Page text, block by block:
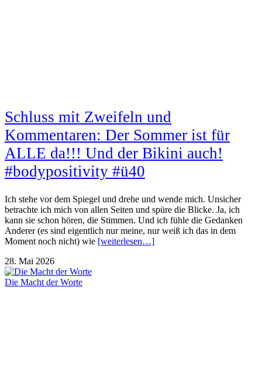
Schluss mit Zweifeln und
Kommentaren: Der Sommer ist für
ALLE da!!! Und der Bikini auch!
#bodypositivity #ü40
Ich stehe vor dem Spiegel und drehe und wende mich. Unsicher
betrachte ich mich von allen Seiten und spüre die Blicke. Ja, ich
kann sie schon hören, die Stimmen. Und ich fühle die Gedanken
Anderer (es sind eigentlich nur meine, nur weiß ich das in dem
Moment noch nicht) wie [weiterlesen…]
28. Mai 2026
Die Macht der Worte